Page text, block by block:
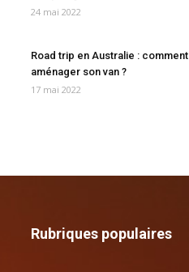
24 mai 2022
Road trip en Australie : comment
aménager son van ?
17 mai 2022
Rubriques populaires